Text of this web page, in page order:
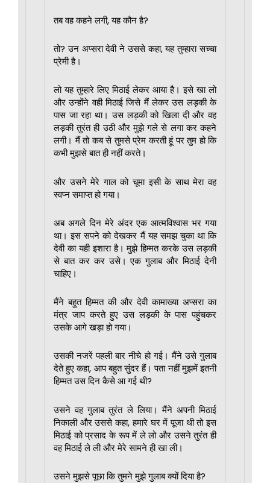
तब वह कहने लगी, यह कौन है?
तो? उन अप्सरा देवी ने उससे कहा, यह तुम्हारा सच्चा
प्रेमी है।
लो यह तुम्हारे लिए मिठाई लेकर आया है। इसे खा लो
और उन्होंने वही मिठाई जिसे मैं लेकर उस लड़की के
पास जा रहा था। उस लड़की को खिला दी और वह
लड़की तुरंत ही उठी और मुझे गले से लगा कर कहने
लगी। मैं तो कब से तुमसे प्रेम करती हूं पर तुम हो कि
कभी मुझसे बात ही नहीं करते।
और उसने मेरे गाल को चूमा इसी के साथ मेरा वह
स्वप्न समाप्त हो गया।
अब अगले दिन मेरे अंदर एक आत्मविश्वास भर गया
था। इस सपने को देखकर मैं यह समझ चुका था कि
देवी का यही इशारा है। मुझे हिम्मत करके उस लड़की
से बात कर कर उसे। एक गुलाब और मिठाई देनी
चाहिए।
मैंने बहुत हिम्मत की और देवी कामाख्या अप्सरा का
मंत्र जाप करते हुए उस लड़की के पास पहुंचकर
उसके आगे खड़ा हो गया।
उसकी नजरें पहली बार नीचे हो गई। मैंने उसे गुलाब
देते हुए कहा, आप बहुत सुंदर हैं। पता नहीं मुझमें इतनी
हिम्मत उस दिन कैसे आ गई थी?
उसने वह गुलाब तुरंत ले लिया। मैंने अपनी मिठाई
निकाली और उससे कहा, हमारे घर में पूजा थी तो इस
मिठाई को प्रसाद के रूप में ले लो और उसने तुरंत ही
वह मिठाई ले ली और मेरे सामने ही खा ली।
उसने मुझसे पूछा कि तुमने मुझे गुलाब क्यों दिया है?